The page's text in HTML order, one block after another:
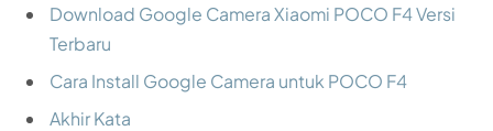
Download Google Camera Xiaomi POCO F4 Versi
Terbaru
Cara Install Google Camera untuk POCO F4
Akhir Kata